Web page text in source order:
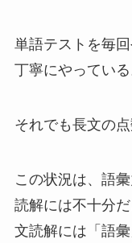
単語テストを毎
丁寧にやっている
それでも長文の点
この状況は、語
読解には不十分
文読解には「語